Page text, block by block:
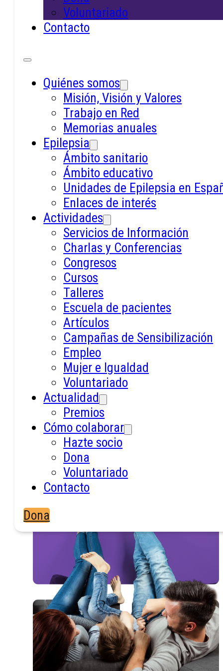
Voluntariado
Contacto
Quiénes somos
Misión, Visión y Valores
Trabajo en Red
Memorias anuales
Epilepsia
Ámbito sanitario
Ámbito educativo
Unidades de Epilepsia en
Enlaces de interés
Actividades
Servicios de Información
Charlas y Conferencias
Congresos
Cursos
Talleres
Escuela de pacientes
Artículos
Campañas de Sensibilización
Empleo
Mujer e Igualdad
Voluntariado
Actualidad
Premios
Cómo colaborar
Hazte socio
Dona
Voluntariado
Contacto
Dona
para personas con epilepsia, sus
familias y cuidadores/as,
profesionales sociosanitarios,
voluntarios/as y colaboradores.
Nuestro compromiso: promover la
inclusión social, la igualdad de
oportunidades y la defensa de los
derechos de las personas que
representamos.
Conócenos